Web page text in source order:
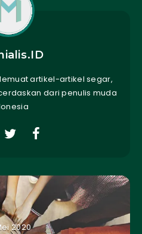
artikel-artikel segar,
dari penulis muda
2020